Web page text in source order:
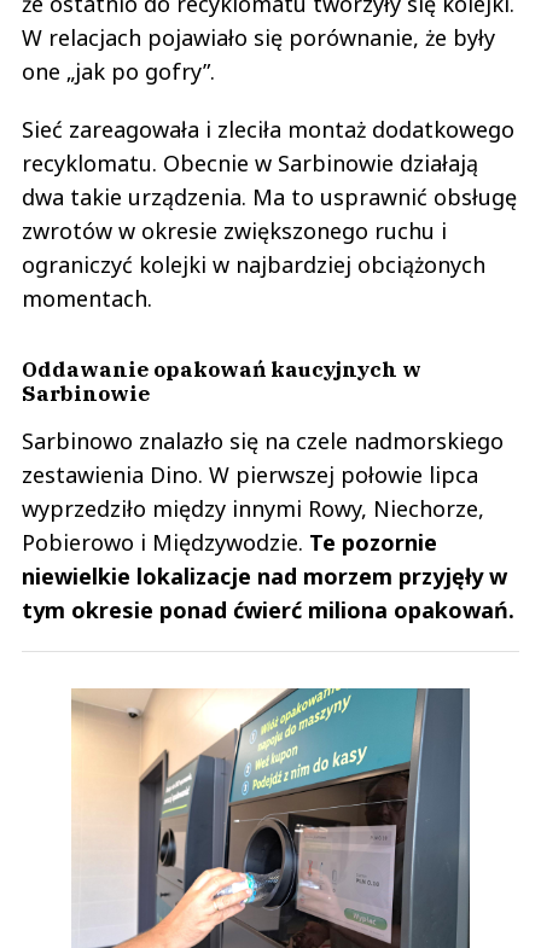
W relacjach pojawiało się porównanie, że były
one „jak po gofry”.
Sieć zareagowała i zleciła montaż dodatkowego
recyklomatu. Obecnie w Sarbinowie działają
dwa takie urządzenia. Ma to usprawnić obsługę
zwrotów w okresie zwiększonego ruchu i
ograniczyć kolejki w najbardziej obciążonych
momentach.
Oddawanie opakowań kaucyjnych w
Sarbinowie
Sarbinowo znalazło się na czele nadmorskiego
zestawienia Dino. W pierwszej połowie lipca
wyprzedziło między innymi Rowy, Niechorze,
Pobierowo i Międzywodzie. Te pozornie
niewielkie lokalizacje nad morzem przyjęły w
tym okresie ponad ćwierć miliona opakowań.